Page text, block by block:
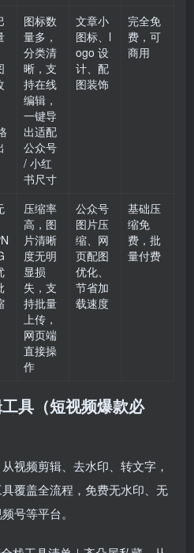
图标数
量多，
分类清
晰，支
持在线
编辑，
一键导
出适配
公众号
/ 小红
书尺寸
文章小
图标、l
ogo 设
计、配
图装饰
完全免
费，可
商用
压缩率
高，图
片清晰
度无明
显损
失，支
持批量
上传，
网页端
直接操
作
公众号
图片压
缩、网
页配图
优化、
节省加
载速度
基础压
缩免
费，批
量付费
具（短视频爆款必
视频剪辑、去水印、转文字，
覆盖全流程，免费无水印、无
号等平台。